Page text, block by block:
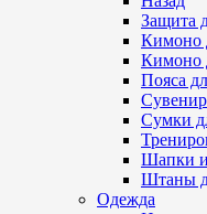
Защита
Кимоно
Кимоно
Пояса
Сумки
Шапки
Штаны
Одежда